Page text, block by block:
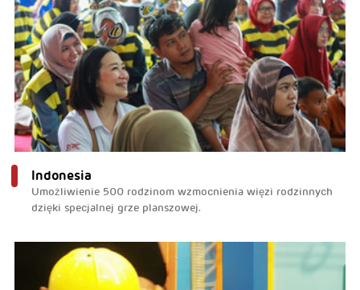
Indonesia
Umożliwienie 500 rodzinom wzmocnienia więzi rodzinnych
dzięki specjalnej grze planszowej.